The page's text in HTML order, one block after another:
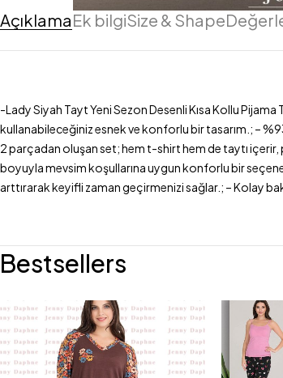
AçıklamaEk bilgiSize & Shape
-Lady Siyah Tayt Yeni Sezon Desenli Kısa Kollu
kullanabileceğiniz esnek ve konforlu bir tasarım.; –
2 parçadan oluşan set; hem t-shirt hem de taytı içerir,
boyuyla mevsim koşullarına uygun konforlu bir
arttırarak keyifli zaman geçirmenizi sağlar.; – Kolay
Bestsellers